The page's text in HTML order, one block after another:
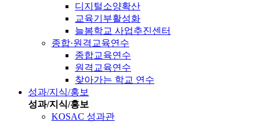
디지털소양확산
교육기부활성화
늘봄학교 사업추진센터
종합·원격교육연수
종합교육연수
원격교육연수
찾아가는 학교 연수
성과/지식/홍보
성과/지식/홍보
KOSAC 성과관